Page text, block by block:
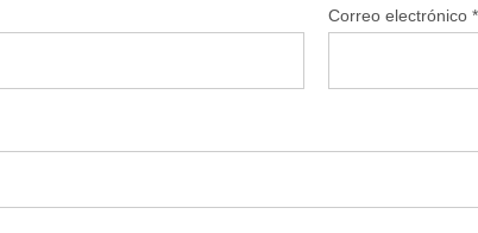
Correo electrónico *